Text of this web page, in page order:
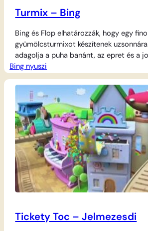
Turmix – Bing
Bing és Flop elhatározzák, hogy egy
gyümölcsturmixot készítenek
adagolja a puha banánt, az epret és a
ropogós sárgarépát is mindenképpen
a turmixgépbe. Bár Flop figyelmezteti,
kemény, Bing ragaszkodik az ötletéhez.
kiderül, hogy az ital tele van rágós
Bing nyuszi
Tickety Toc – Jelmezesdi